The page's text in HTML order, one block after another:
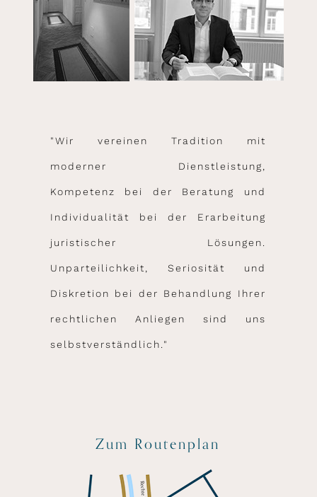
"Wir vereinen Tradition mit
moderner Dienstleistung,
Kompetenz bei der Beratung und
Individualität bei der Erarbeitung
juristischer Lösungen.
Unparteilichkeit, Seriosität und
Diskretion bei der Behandlung Ihrer
rechtlichen Anliegen sind uns
selbstverständlich."
Zum Routenplan